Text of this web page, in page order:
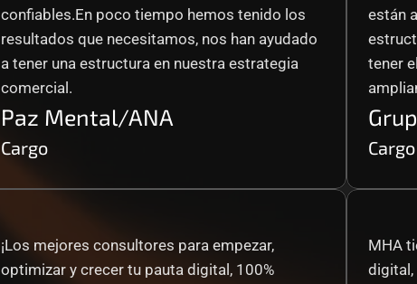
confiables.En poco tiempo hemos tenido los
resultados que necesitamos, nos han ayudado
a tener una estructura en nuestra estrategia
comercial.
Paz Mental/ANA
Cargo
¡Los mejores consultores para empezar,
optimizar y crecer tu pauta digital, 100%
están
tener
Cargo
MHA
digital,